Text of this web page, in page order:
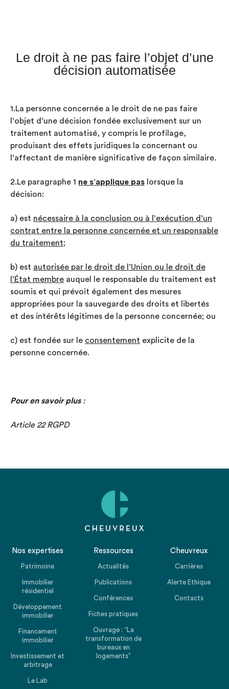
Le droit à ne pas faire l’objet d’une
décision automatisée
1.La personne concernée a le droit de ne pas faire
l’objet d’une décision fondée exclusivement sur un
traitement automatisé, y compris le profilage,
produisant des effets juridiques la concernant ou
l’affectant de manière significative de façon similaire.
2.Le paragraphe 1 ne s’applique pas lorsque la
décision:
a) est nécessaire à la conclusion ou à l’exécution d’un
contrat entre la personne concernée et un responsable
du traitement;
b) est autorisée par le droit de l’Union ou le droit de
l’État membre auquel le responsable du traitement est
soumis et qui prévoit également des mesures
appropriées pour la sauvegarde des droits et libertés
et des intérêts légitimes de la personne concernée; ou
c) est fondée sur le consentement explicite de la
personne concernée.
Pour en savoir plus:
Article 22 RGPD
Nos expertises
Patrimoine
Immobilier
résidentiel
Développement
immobilier
Financement
immobilier
Investissement et
arbitrage
Le Lab
Ressources
Actualités
Publications
Conférences
Fiches pratiques
Ouvrage : “La
transformation de
bureaux en
logements”
Cheuvreux
Carrières
Alerte Ethique
Contacts